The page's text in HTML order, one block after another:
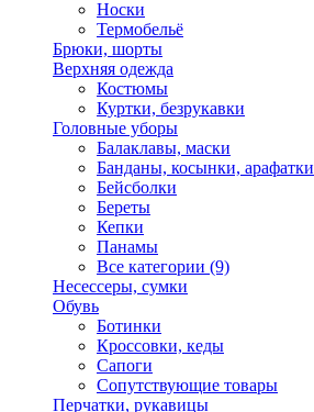
Носки
Термобельё
Брюки, шорты
Верхняя одежда
Костюмы
Куртки, безрукавки
Головные уборы
Балаклавы, маски
Банданы, косынки, арафатки
Бейсболки
Береты
Кепки
Панамы
Все категории (9)
Несессеры, сумки
Обувь
Ботинки
Кроссовки, кеды
Сапоги
Сопутствующие товары
Перчатки, рукавицы